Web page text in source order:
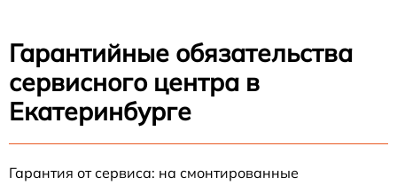
Гарантийные обязательства
сервисного центра в
Екатеринбурге
Гарантия от сервиса: на смонтированные